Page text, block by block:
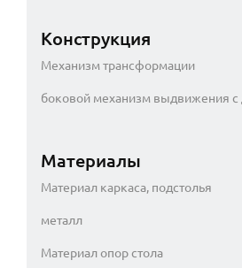
Конструкция
Механизм трансформации
боковой механизм выдвижения с
Материалы
Материал каркаса, подстолья
металл
Материал опор стола